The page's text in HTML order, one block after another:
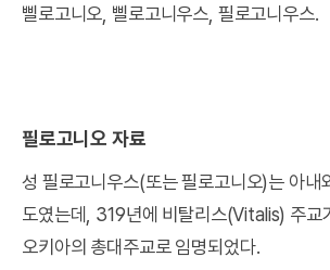
삘로고니오, 삘로고니우스, 필로고니우스.
필로고니오 자료
성 필로고니우스(또는 필로고니오)는 아내
도였는데, 319년에 비탈리스(Vitalis) 주교
오키아의 총대주교로 임명되었다.